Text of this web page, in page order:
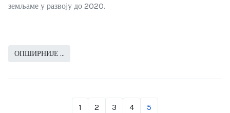
земљаме у развоју до 2020.
ОПШИРНИЈЕ …
1 2 3 4 5